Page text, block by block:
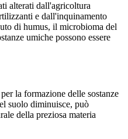
alterati dall'agricoltura
e dall'inquinamento
di humus, il microbioma del
umiche possono essere
la formazione delle sostanze
suolo diminuisce, può
della preziosa materia